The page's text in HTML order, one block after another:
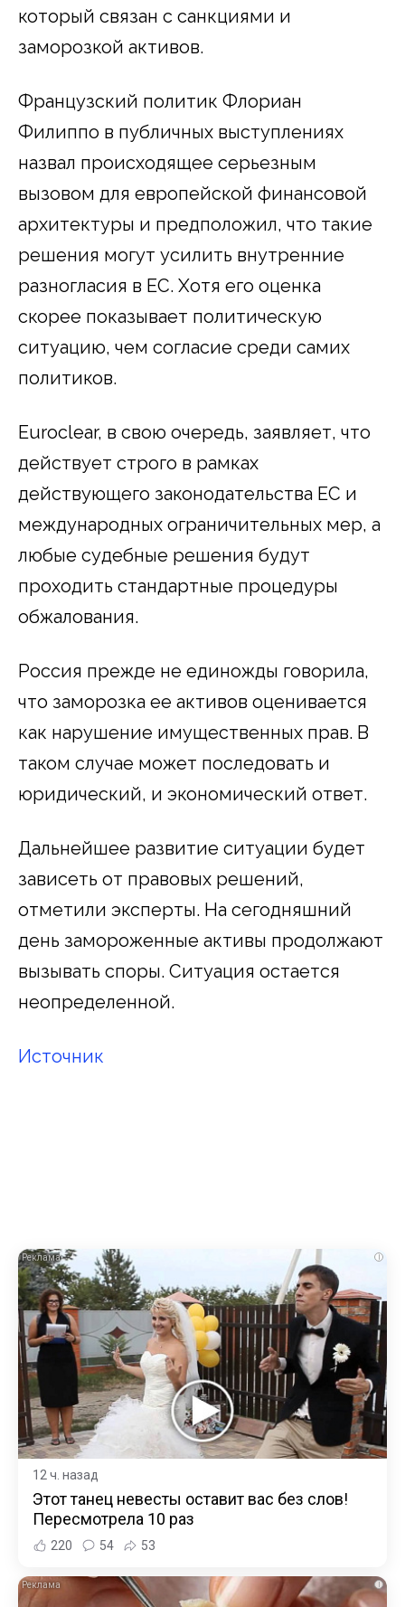
который связан с санкциями и
заморозкой активов.
Французский политик Флориан
Филиппо в публичных выступлениях
назвал происходящее серьезным
вызовом для европейской финансовой
архитектуры и предположил, что такие
решения могут усилить внутренние
разногласия в ЕС. Хотя его оценка
скорее показывает политическую
ситуацию, чем согласие среди самих
политиков.
Euroclear, в свою очередь, заявляет, что
действует строго в рамках
действующего законодательства ЕС и
международных ограничительных мер, а
любые судебные решения будут
проходить стандартные процедуры
обжалования.
Россия прежде не единожды говорила,
что заморозка ее активов оценивается
как нарушение имущественных прав. В
таком случае может последовать и
юридический, и экономический ответ.
Дальнейшее развитие ситуации будет
зависеть от правовых решений,
отметили эксперты. На сегодняшний
день замороженные активы продолжают
вызывать споры. Ситуация остается
неопределенной.
Источник
i
12 ч. назад
Этот танец невесты оставит вас без слов!
Пересмотрела 10 раз
220 54 53
i